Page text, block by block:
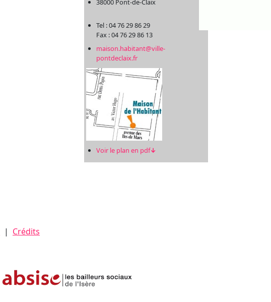
38000 Pont-de-Claix
Tel : 04 76 29 86 29
Fax : 04 76 29 86 13
maison.habitant@ville-
pontdeclaix.fr
Voir le plan en pdf↓
| Crédits